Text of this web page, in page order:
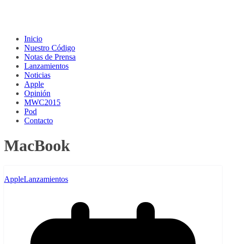
Inicio
Nuestro Código
Notas de Prensa
Lanzamientos
Noticias
Apple
Opinión
MWC2015
Pod
Contacto
MacBook
AppleLanzamientos